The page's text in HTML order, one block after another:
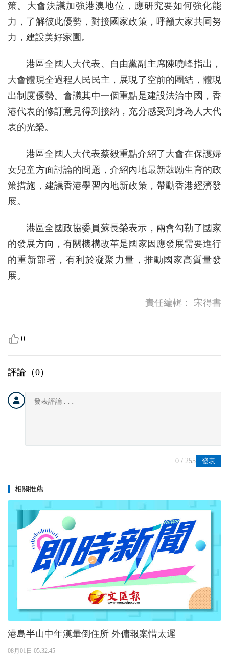
策。大會決議加強港澳地位，應研究要如何強化能
力，了解彼此優勢，對接國家政策，呼籲大家共同努
力，建設美好家園。
港區全國人大代表、自由黨副主席陳曉峰指出，
大會體現全過程人民民主，展現了空前的團結，體現
出制度優勢。會議其中一個重點是建設法治中國，香
港代表的修訂意見得到接納，充分感受到身為人大代
表的光榮。
港區全國人大代表蔡毅重點介紹了大會在保護婦
女兒童方面討論的問題，介紹內地最新鼓勵生育的政
策措施，建議香港學習內地新政策，帶動香港經濟發
展。
港區全國政協委員蘇長榮表示，兩會勾勒了國家
的發展方向，有關機構改革是國家因應發展需要進行
的重新部署，有利於凝聚力量，推動國家高質量發
展。
責任編輯： 宋得書
0
評論（0）
發表
0 / 255
相關推薦
港島半山中年漢暈倒住所 外傭報案惜太遲
08月01日 05:32:45